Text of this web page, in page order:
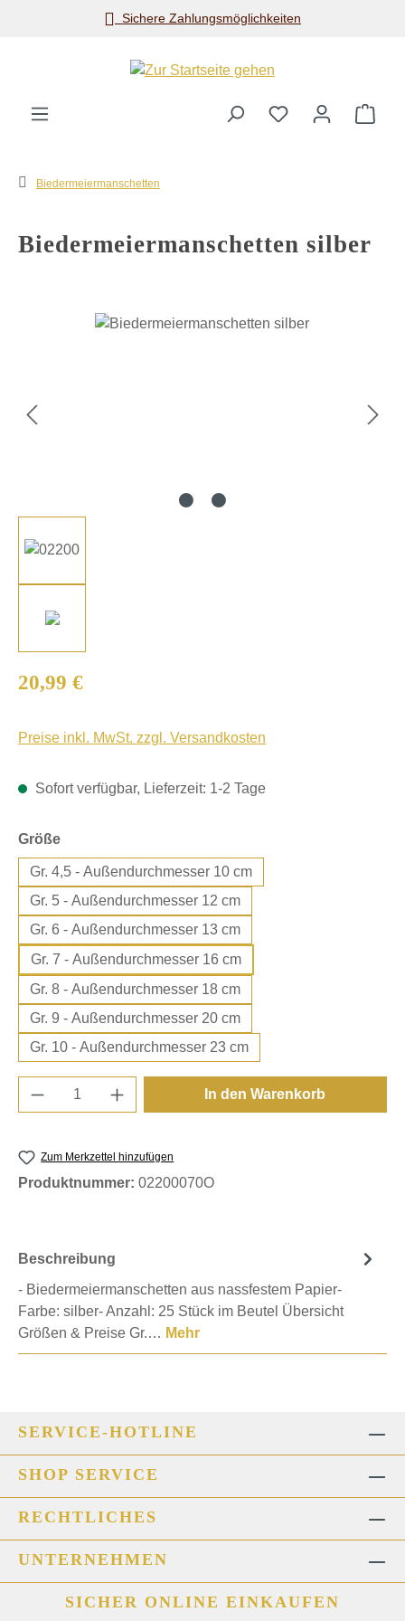
Zum Hauptinhalt springenSichere Zahlungsmöglichkeiten
Biedermeiermanschetten
Biedermeiermanschetten silber
Bildergalerie überspringen
Regulärer Preis:
20,99 €
Preise inkl. MwSt. zzgl. Versandkosten
Sofort verfügbar, Lieferzeit: 1-2 Tage
Größeauswählen
Gr. 4,5 - Außendurchmesser 10 cm
Gr. 5 - Außendurchmesser 12 cm
Gr. 6 - Außendurchmesser 13 cm
Gr. 7 - Außendurchmesser 16 cm
Gr. 8 - Außendurchmesser 18 cm
Gr. 9 - Außendurchmesser 20 cm
Gr. 10 - Außendurchmesser 23 cm
Produkt Anzahl: Gib den gewünschten
In den Warenkorb
Zum Merkzettel hinzufügen
Produktnummer: 02200070O
Beschreibung
- Biedermeiermanschetten aus nassfestem Papier-
Farbe: silber- Anzahl: 25 Stück im Beutel Übersicht
Größen & Preise Gr.… Mehr
SERVICE-HOTLINE
SHOP SERVICE
RECHTLICHES
UNTERNEHMEN
SICHER ONLINE EINKAUFEN